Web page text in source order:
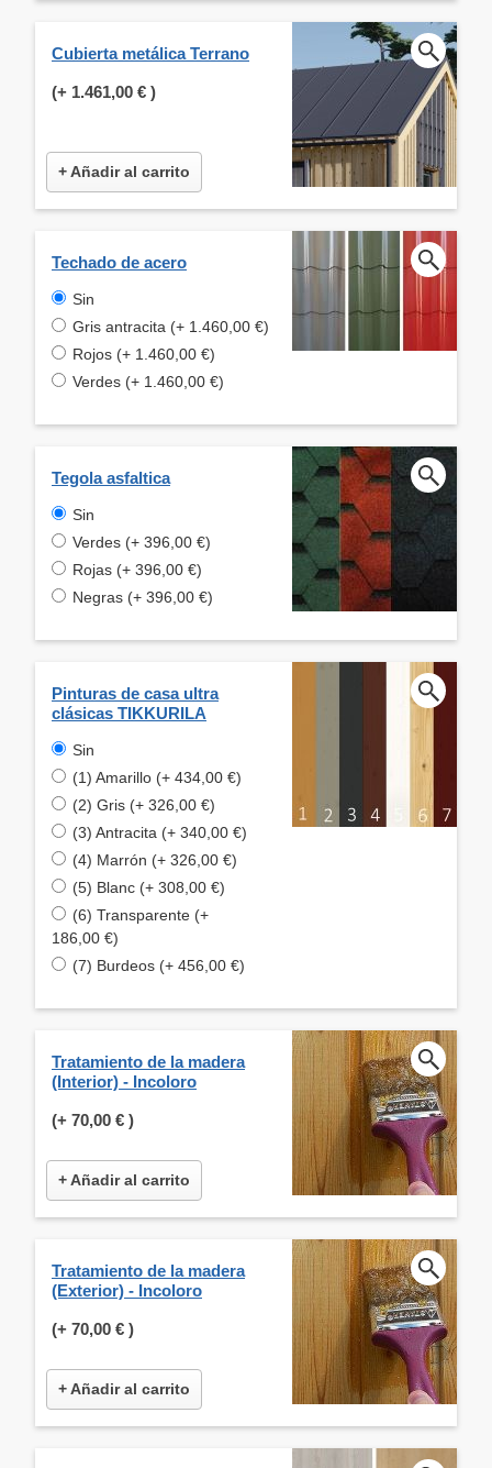
Cubierta metálica Terrano
(+ 1.461,00 € )
+ Añadir al carrito
Techado de acero
Sin
Gris antracita (+ 1.460,00 €)
Rojos (+ 1.460,00 €)
Verdes (+ 1.460,00 €)
Tegola asfaltica
Sin
Verdes (+ 396,00 €)
Rojas (+ 396,00 €)
Negras (+ 396,00 €)
Pinturas de casa ultra
clásicas TIKKURILA
Sin
(1) Amarillo (+ 434,00 €)
(2) Gris (+ 326,00 €)
(3) Antracita (+ 340,00 €)
(4) Marrón (+ 326,00 €)
(5) Blanc (+ 308,00 €)
(6) Transparente (+
186,00 €)
(7) Burdeos (+ 456,00 €)
Tratamiento de la madera
(Interior) - Incoloro
(+ 70,00 € )
+ Añadir al carrito
Tratamiento de la madera
(Exterior) - Incoloro
(+ 70,00 € )
+ Añadir al carrito